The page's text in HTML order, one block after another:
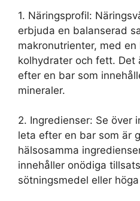
1. Näringsprofil:
erbjuda en balanserad
makronutrienter, med
kolhydrater och fett. Det
efter en bar som
mineraler.
2. Ingredienser: Se över
leta efter en bar som är
hälsosamma
innehåller onödiga
sötningsmedel eller